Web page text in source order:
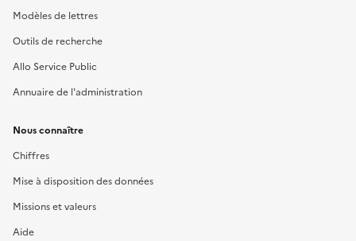
Modèles de lettres
Outils de recherche
Allo Service Public
Annuaire de l'administration
Nous connaître
Chiffres
Mise à disposition des données
Missions et valeurs
Aide